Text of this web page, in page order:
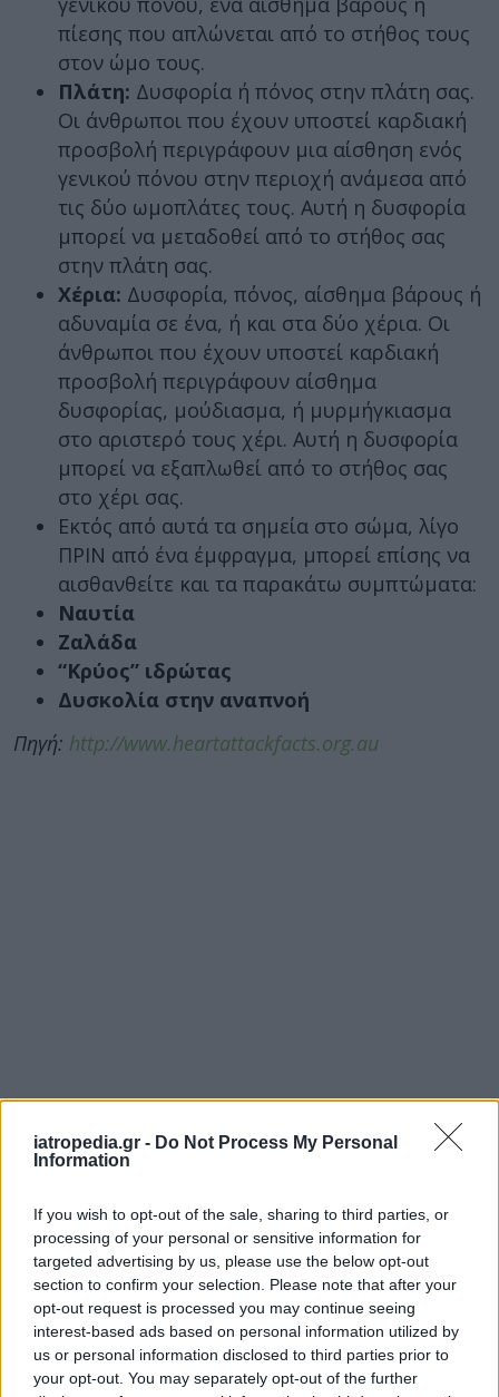
iatropedia.gr - Do Not Process My Personal
Information
If you wish to opt-out of the sale, sharing to third parties, or
processing of your personal or sensitive information for
targeted advertising by us, please use the below opt-out
section to confirm your selection. Please note that after your
opt-out request is processed you may continue seeing
interest-based ads based on personal information utilized by
us or personal information disclosed to third parties prior to
your opt-out. You may separately opt-out of the further
πίεσης που απλώνεται από το στήθος τους
στον ώμο τους.
Πλάτη: Δυσφορία ή πόνος στην πλάτη σας.
Οι άνθρωποι που έχουν υποστεί καρδιακή
προσβολή περιγράφουν μια αίσθηση ενός
γενικού πόνου στην περιοχή ανάμεσα από
τις δύο ωμοπλάτες τους. Αυτή η δυσφορία
μπορεί να μεταδοθεί από το στήθος σας
στην πλάτη σας.
Χέρια: Δυσφορία, πόνος, αίσθημα βάρους ή
αδυναμία σε ένα, ή και στα δύο χέρια. Οι
άνθρωποι που έχουν υποστεί καρδιακή
προσβολή περιγράφουν αίσθημα
δυσφορίας, μούδιασμα, ή μυρμήγκιασμα
στο αριστερό τους χέρι. Αυτή η δυσφορία
μπορεί να εξαπλωθεί από το στήθος σας
στο χέρι σας.
Εκτός από αυτά τα σημεία στο σώμα, λίγο
ΠΡΙΝ από ένα έμφραγμα, μπορεί επίσης να
αισθανθείτε και τα παρακάτω συμπτώματα:
Ναυτία
Ζαλάδα
“Κρύος” ιδρώτας
Δυσκολία στην αναπνοή
Πηγή: http://www.heartattackfacts.org.au